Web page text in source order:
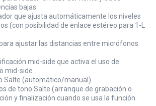
bajas
que ajusta automáticamente los niveles
(con posibilidad de enlace estéreo para 1-L
ajustar las distancias entre micrófonos
mid-side que activa el uso de
mid-side
Salte (automático/manual)
de tono Salte (arranque de grabación o
y finalización cuando se usa la función